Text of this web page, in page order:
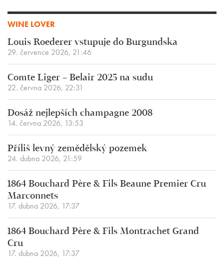
WINE LOVER
Louis Roederer vstupuje do Burgundska
29. července 2026, 21:46
Comte Liger – Belair 2025 na sudu
22. června 2026, 22:31
Dosáž nejlepších champagne 2008
14. června 2026, 13:53
Příliš levný zemědělský pozemek
24. dubna 2026, 21:59
1864 Bouchard Père & Fils Beaune Premier Cru
Marconnets
17. dubna 2026, 17:37
1864 Bouchard Père & Fils Montrachet Grand
Cru
17. dubna 2026, 17:37